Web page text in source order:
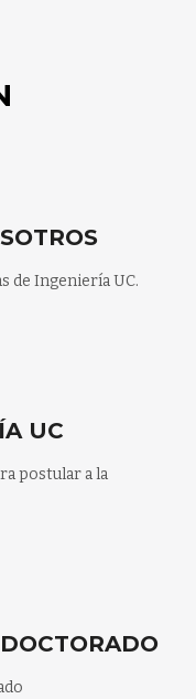
de Ingeniería UC.
UC
postular a la